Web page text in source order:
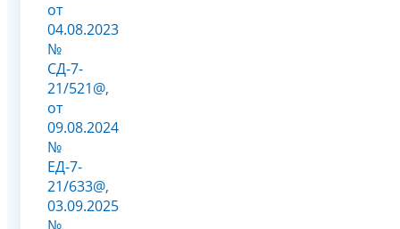
от
04.08.2023
№
СД-7-
21/521@,
от
09.08.2024
№
ЕД-7-
21/633@,
03.09.2025
№